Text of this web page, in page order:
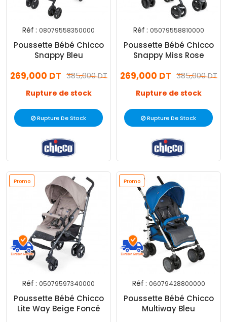
Réf : 08079558350000
Poussette Bébé Chicco
Snappy Bleu
385,000 DT
269,000 DT
Rupture de stock
Rupture De Stock
Réf : 05079558810000
Poussette Bébé Chicco
Snappy Miss Rose
385,000 DT
269,000 DT
Rupture de stock
Rupture De Stock
Promo
Réf : 05079597340000
Poussette Bébé Chicco
Lite Way Beige Foncé
Promo
Réf : 06079428800000
Poussette Bébé Chicco
Multiway Bleu